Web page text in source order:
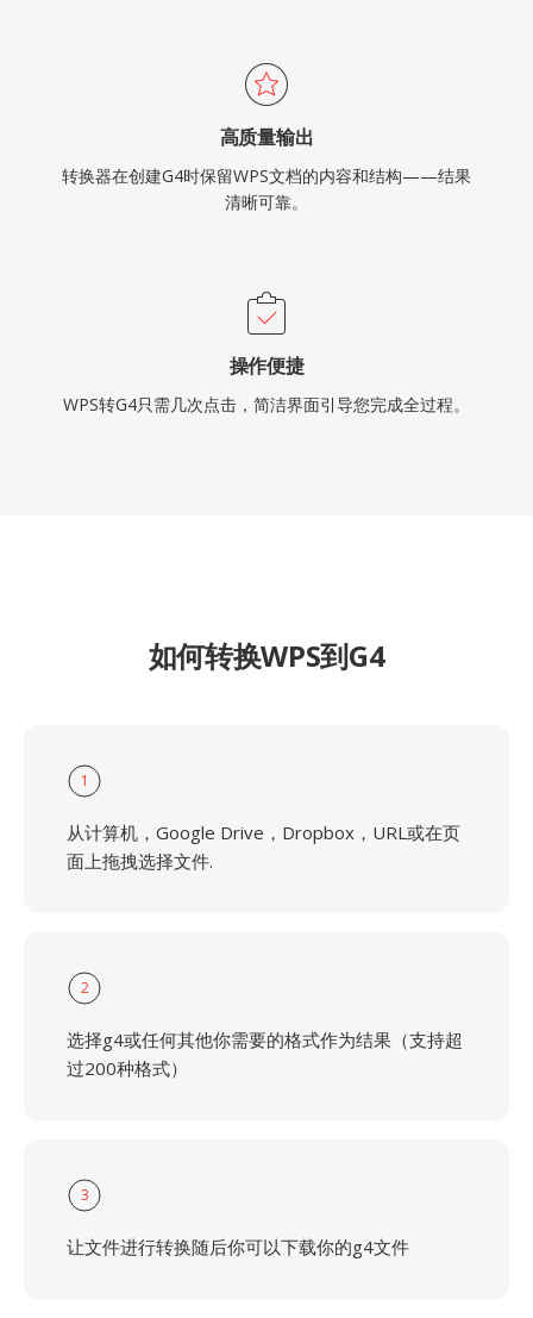
高质量输出
转换器在创建G4时保留WPS文档的内容和结构——结果
清晰可靠。
操作便捷
WPS转G4只需几次点击，简洁界面引导您完成全过程。
如何转换WPS到G4
1
从计算机，Google Drive，Dropbox，URL或在页
面上拖拽选择文件.
2
选择g4或任何其他你需要的格式作为结果（支持超
过200种格式）
3
让文件进行转换随后你可以下载你的g4文件